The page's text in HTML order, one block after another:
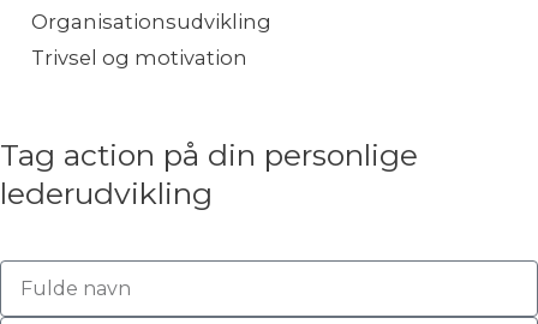
Organisationsudvikling
Trivsel og motivation
Tag action på din personlige
lederudvikling